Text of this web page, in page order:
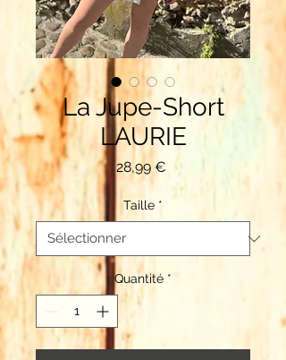
La Jupe-Short
LAURIE
28,99 €Prix
Taille *
Quantité *